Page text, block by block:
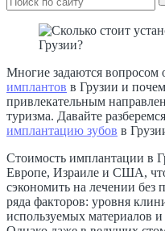
Многие задаются вопросом
имплантов в Грузии и
привлекательным
туризма. Давайте
имплантацию зубов в
Стоимость имплантации в
Европе, Израиле и США,
сэкономить на лечении без
ряда факторов: уровня
используемых материалов